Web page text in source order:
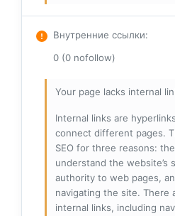
Внутренние ссылки:
0 (0 nofollow)
Your page lacks internal
Internal links are
connect different pages.
SEO for three reasons:
understand the website’s
authority to web pages,
navigating the site. There
internal links, including